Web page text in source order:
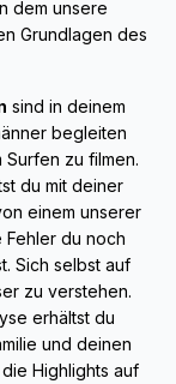
dem unsere
Grundlagen des
sind in deinem
begleiten
zu filmen.
du mit deiner
einem unserer
du noch
Sich selbst auf
zu verstehen.
erhältst du
und deinen
Highlights auf